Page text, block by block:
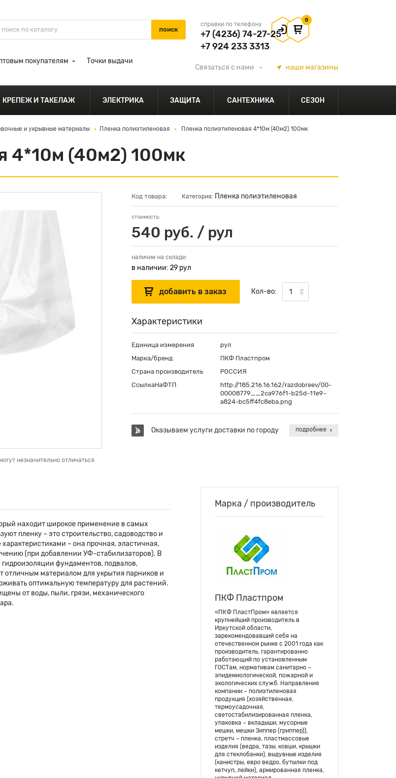
справки по телефону
+7 (4236) 74-27-25
+7 924 233 3313
0
покупателям Точки выдачи
Связаться с нами наши магазины
КРЕПЕЖ И ТАКЕЛАЖ ЭЛЕКТРИКА ЗАЩИТА САНТЕХНИКА СЕЗОН
и укрывные материалы Пленка полиэтиленовая Пленка полиэтиленовая 4*10м (40м2) 100мк
4*10м (40м2) 100мк
незначительно отличаться
Код товара: Категория: Пленка полиэтиленовая
стоимость:
540 руб. / рул
наличие на складе:
в наличии: 29 рул
Кол-во:
Характеристики
Единица измерения
рул
Марка/бренд
ПКФ Пластпром
Страна производитель
РОССИЯ
СсылкаНаФТП
http://185.216.16.162/razdobreev/00-
00008779__2ca976f1-b25d-11e9-
a824-bc5ff4fc8eba.png
Оказываем услуги доставки по городу подробнее
находит широкое применение в самых
пленку – это строительство, садоводство и
– она прочная, эластичная,
(при добавлении УФ-стабилизаторов). В
гидроизоляции фундаментов, подвалов,
отличным материалом для укрытия парников и
оптимальную температуру для растений.
от воды, пыли, грязи, механического
Марка / производитель
ПКФ Пластпром
«ПКФ ПластПром» является
крупнейший производитель в
Иркутской области,
зарекомендовавший себя на
отечественном рынке с 2001 года как
производитель, гарантированно
работающий по установленным
ГОСТам, нормативам санитарно –
эпидемиологической, пожарной и
экологических служб. Направления
компании – полиэтиленовая
продукция (хозяйственная,
термоусадочная,
светостабилизированная пленка,
упаковка – вкладыши, мусорные
мешки, мешки Зиппер (гриппер)),
стретч – пленка, пластмассовые
изделия (ведра, тазы, ковши, крышки
для стеклобанки), выдувные изделия
(канистры, евро ведро, бутылки под
кетчуп, лейки), армированная пленка,